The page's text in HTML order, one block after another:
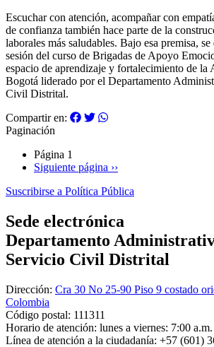
Escuchar con atención, acompañar con
de confianza también hace parte de la
laborales más saludables. Bajo esa premisa,
sesión del curso de Brigadas de Apoyo
espacio de aprendizaje y fortalecimiento de la
Bogotá liderado por el Departamento
Civil Distrital.
Compartir en:
Paginación
Página 1
Siguiente página ››
Suscribirse a Política Pública
Sede electrónica
Departamento
Servicio Civil Distrital
Dirección: Cra 30 No 25-90 Piso 9 costado
Colombia
Código postal: 111311
Horario de atención: lunes a viernes: 7:00
Línea de atención a la ciudadanía: +57 (601)